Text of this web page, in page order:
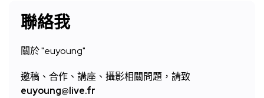
聯絡我
關於 "euyoung"
邀稿、合作、講座、攝影相關問題，請致
euyoung@live.fr